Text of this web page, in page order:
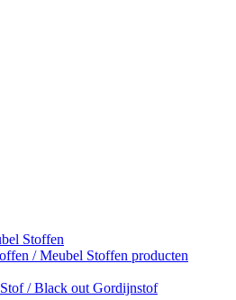
Stoffen
/ Meubel Stoffen producten
/ Black out Gordijnstof